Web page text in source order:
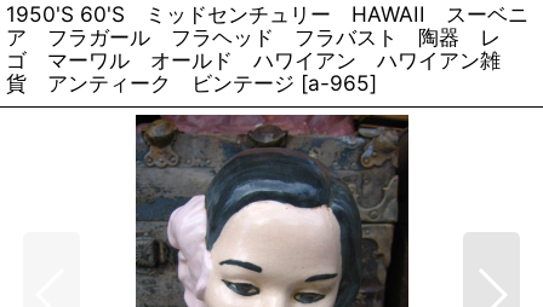
1950'S 60'S ミッドセンチュリー HAWAII スーベニ
ア フラガール フラヘッド フラバスト 陶器 レ
ゴ マーワル オールド ハワイアン ハワイアン雑
貨 アンティーク ビンテージ [a-965]